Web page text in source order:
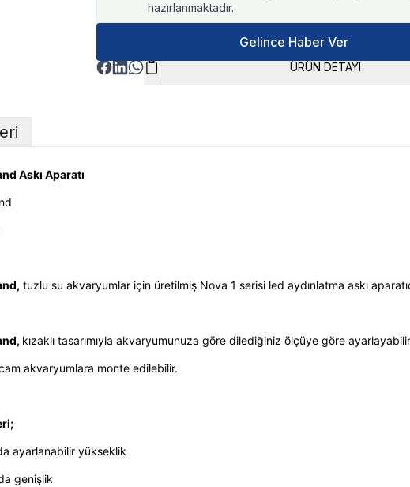
hazırlanmaktadır.
Gelince Haber Ver
ÜRÜN DETAYI
Askı Aparatı
tuzlu su akvaryumlar için üretilmiş Nova 1 serisi led aydınlatma askı
kızaklı tasarımıyla akvaryumunuza göre dilediğiniz ölçüye göre
akvaryumlara monte edilebilir.
ayarlanabilir yükseklik
genişlik